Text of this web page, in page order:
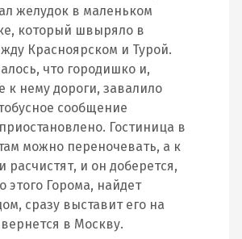
желудок в маленьком
который швыряло в
Красноярском и Турой.
что городишко и,
к нему дороги, завалило
сообщение
Гостиница в
можно переночевать, а к
расчистят, и он доберется,
этого Горома, найдет
сразу выставит его на
в Москву.